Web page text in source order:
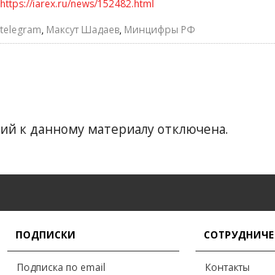
https://iarex.ru/news/152482.html
telegram, Максут Шадаев, Минцифры РФ
к данному материалу отключена.
ПОДПИСКИ
Подписка по email Контакты